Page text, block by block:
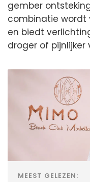
gember
combinatie wordt
en biedt
droger of
MEEST GELEZEN: